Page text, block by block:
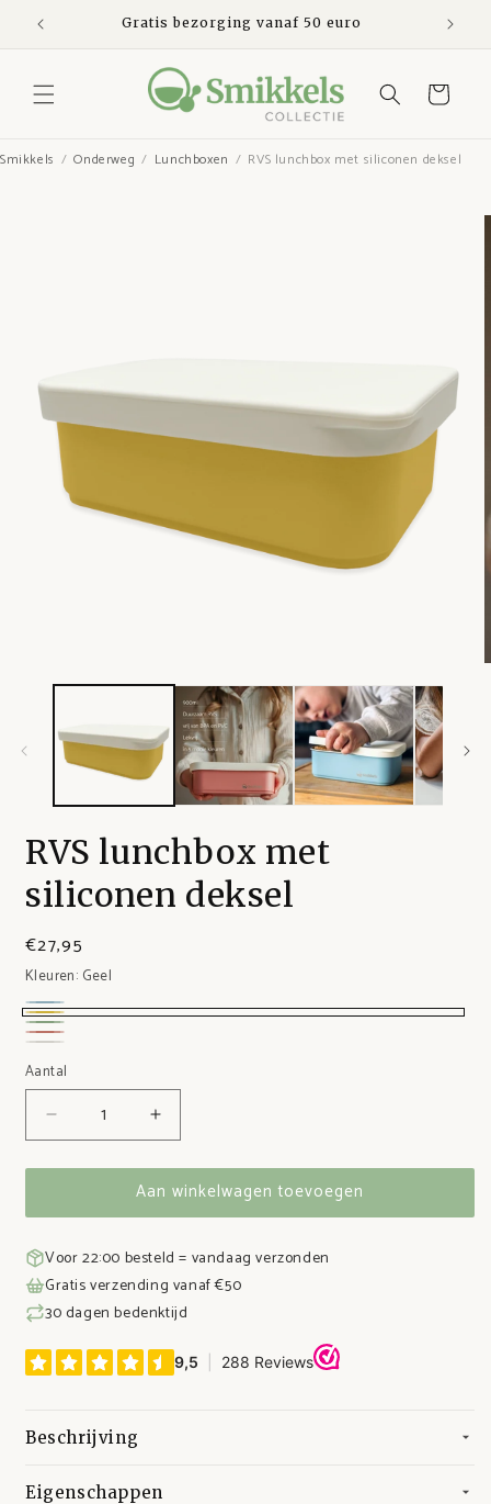
naar de
content
Gratis bezorging vanaf 50 euro
Winkelwagen
Smikkels Onderweg Lunchboxen RVS lunchbox met siliconen deksel
RVS lunchbox met
siliconen deksel
€27,95
Kleuren: Geel
Blauw
Geel
Groen
Roze
wit
Aantal
Aantal
verlagen
voor
lunchbox
siliconen
deksel
Aantal
verhogen
voor
RVS
lunchbox
siliconen
deksel
Aan winkelwagen toevoegen
Voor 22:00 besteld = vandaag verzonden
Gratis verzending vanaf €50
30 dagen bedenktijd
Beschrijving
Eigenschappen